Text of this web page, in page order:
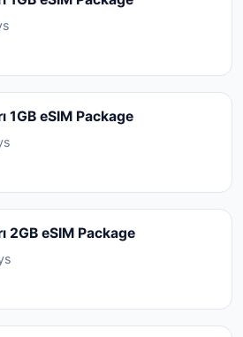
1GB eSIM Package
2GB eSIM Package